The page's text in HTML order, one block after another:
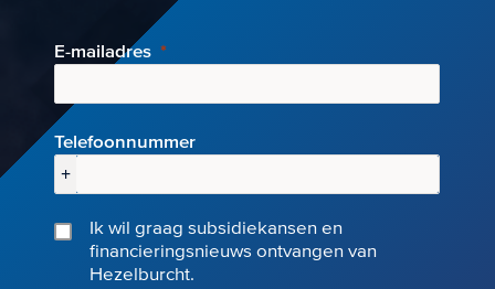
E-mailadres
Telefoonnummer
+
Ik wil graag subsidiekansen en
financieringsnieuws ontvangen van
Hezelburcht.